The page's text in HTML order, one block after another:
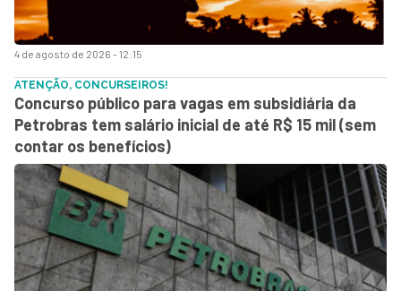
4 de agosto de 2026 - 12:15
ATENÇÃO, CONCURSEIROS!
Concurso público para vagas em subsidiária da
Petrobras tem salário inicial de até R$ 15 mil (sem
contar os benefícios)